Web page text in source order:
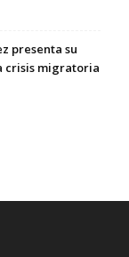
presenta su
crisis migratoria